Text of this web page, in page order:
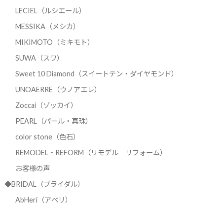
LECIEL（ルシエール）
MESSIKA（メシカ）
MIKIMOTO（ミキモト）
SUWA（スワ）
Sweet 10 Diamond（スイートテン・ダイヤモンド）
UNOAERRE（ウノアエレ）
Zoccai（ゾッカイ）
PEARL（パール・真珠）
color stone（色石）
REMODEL・REFORM（リモデル リフォーム）
お客様の声
◆BRIDAL（ブライダル）
AbHeri（アベリ）